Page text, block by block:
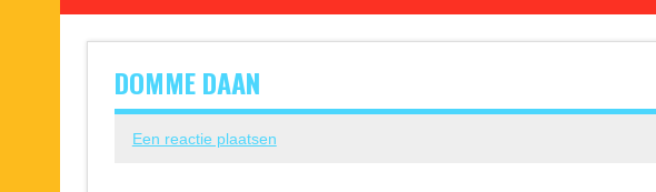
DOMME DAAN
Een reactie plaatsen